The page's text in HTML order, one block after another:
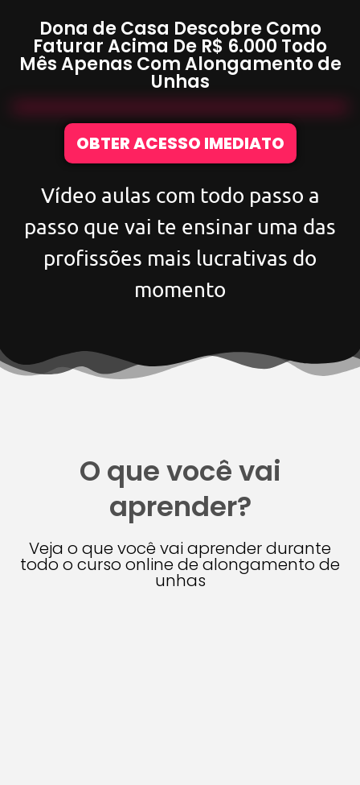
Dona de Casa Descobre Como
Faturar Acima De R$ 6.000 Todo
Mês Apenas ComAlongamento de
Unhas
OBTER ACESSO IMEDIATO
Vídeo aulas com todo passo a
passo que vai te ensinar uma das
profissões mais lucrativas do
momento
O que você vai
aprender?
Veja o que você vai aprender durante
todo o curso online de alongamento de
unhas